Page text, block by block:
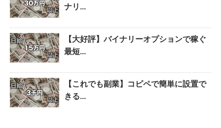
ナリ...
【大好評】バイナリーオプションで稼ぐ
最短...
【これでも副業】コピペで簡単に設置で
きる...